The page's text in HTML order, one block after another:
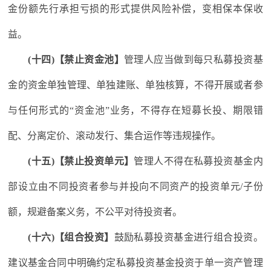
金份额先行承担亏损的形式提供风险补偿，变相保本保收
益。
(十四)【禁止资金池】 管理人应当做到每只私募投资基
金的资金单独管理、单独建账、单独核算，不得开展或者参
与任何形式的“资金池”业务，不得存在短募长投、期限错
配、分离定价、滚动发行、集合运作等违规操作。
(十五)【禁止投资单元】 管理人不得在私募投资基金内
部设立由不同投资者参与并投向不同资产的投资单元/子份
额，规避备案义务，不公平对待投资者。
(十六)【组合投资】 鼓励私募投资基金进行组合投资。
建议基金合同中明确约定私募投资基金投资于单一资产管理